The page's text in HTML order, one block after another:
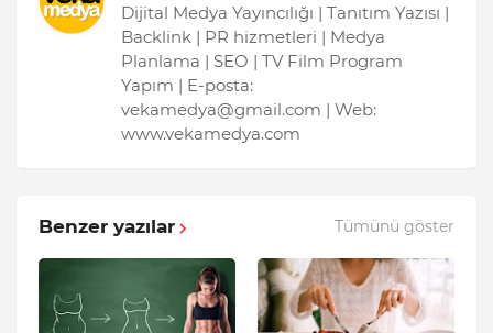
Dijital Medya Yayıncılığı | Tanıtım Yazısı |
Backlink | PR hizmetleri | Medya
Planlama | SEO | TV Film Program
Yapım | E-posta:
vekamedya@gmail.com | Web:
www.vekamedya.com
Benzer yazılar Tümünü göster